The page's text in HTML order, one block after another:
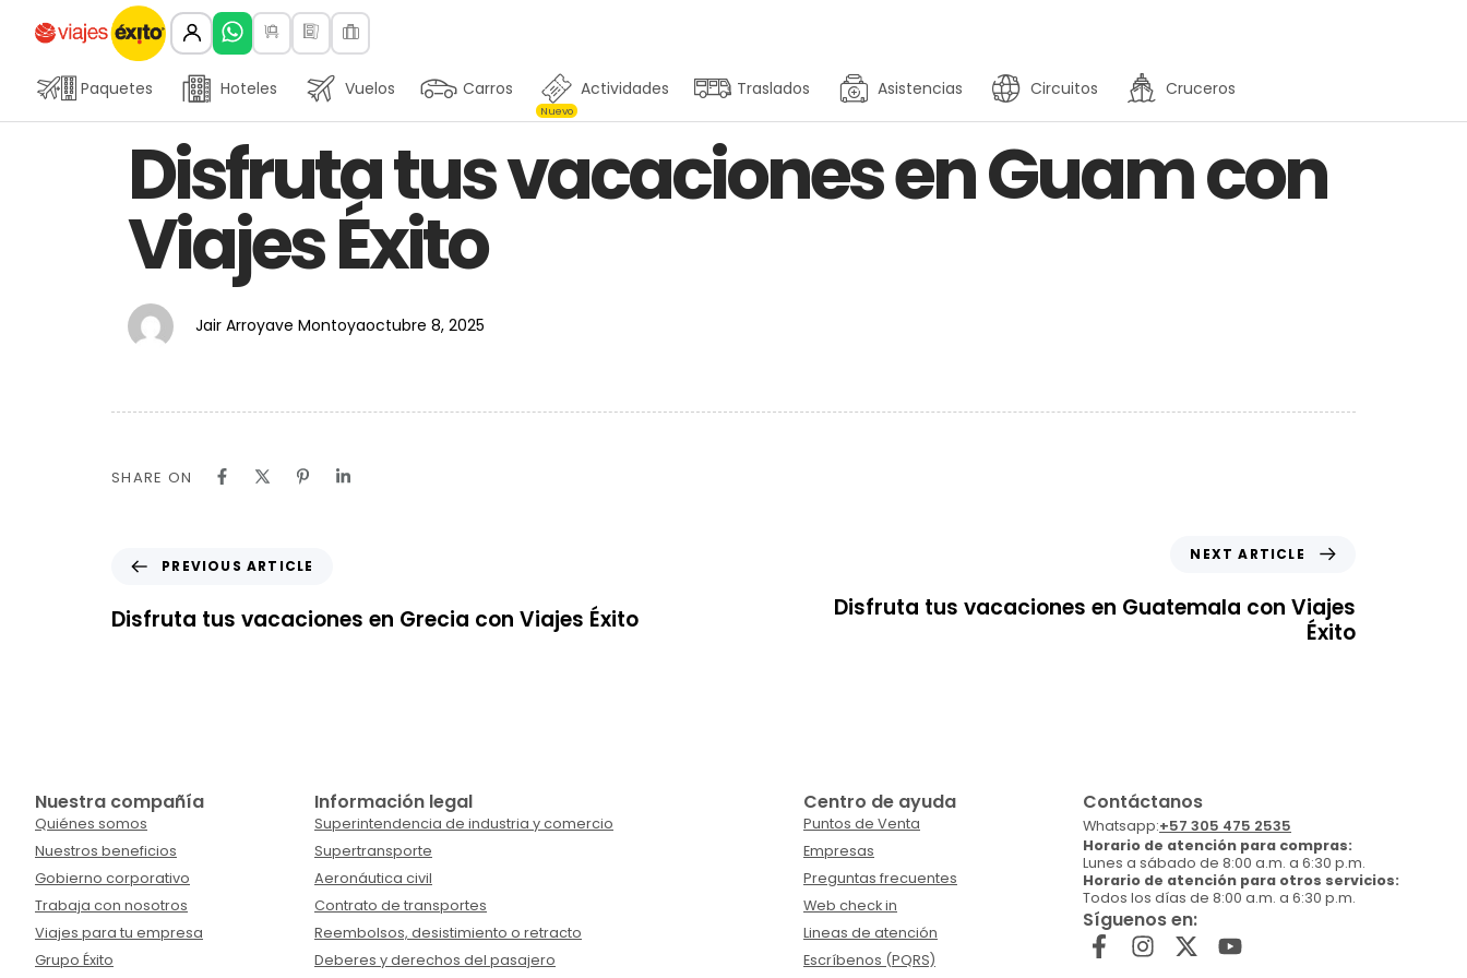
Paquetes Hoteles Vuelos Carros Actividades
Nuevo
Traslados Asistencias Circuitos Cruceros
IN:
Disfruta tus vacaciones en Guam con
Viajes Éxito
Jair Arroyave Montoya
on:
octubre 8, 2025
SHARE ON
PREVIOUS ARTICLE
Disfruta tus vacaciones en Grecia con Viajes Éxito
NEXT ARTICLE
Disfruta tus vacaciones en Guatemala con Viajes
Éxito
Nuestra compañía
Quiénes somos
Nuestros beneficios
Gobierno corporativo
Trabaja con nosotros
Viajes para tu empresa
Grupo Éxito
Información legal
Superintendencia de industria y comercio
Supertransporte
Aeronáutica civil
Contrato de transportes
Reembolsos, desistimiento o retracto
Deberes y derechos del pasajero
Centro de ayuda
Puntos de Venta
Empresas
Preguntas frecuentes
Web check in
Lineas de atención
Escríbenos (PQRS)
Contáctanos
Whatsapp:+57 305 475 2535
Horario de atención para compras:
Lunes a sábado de 8:00 a.m. a 6:30 p.m.
Horario de atención para otros servicios:
Todos los días de 8:00 a.m. a 6:30 p.m.
Síguenos en: